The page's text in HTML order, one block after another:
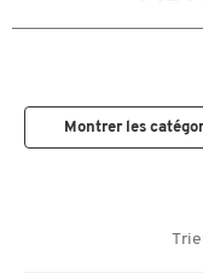
Montrer les